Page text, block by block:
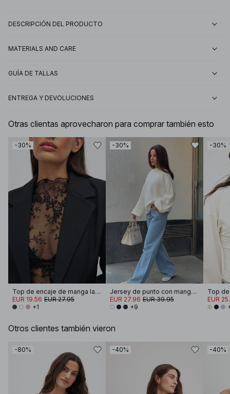
DESCRIPCIÓN DEL PRODUCTO
MATERIALS AND CARE
GUÍA DE TALLAS
ENTREGA Y DEVOLUCIONES
Otras clientas aprovecharon para comprar también esto
-30%
Top de encaje de manga larga
EUR 19.56 EUR 27.95
+1
-30%
Jersey de punto con manga doblada
EUR 27.96 EUR 39.95
+9
-30%
EUR
Otros clientes también vieron
-80% -40% -40%